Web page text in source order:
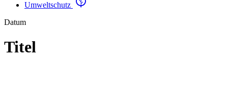
Umweltschutz
Datum
Titel